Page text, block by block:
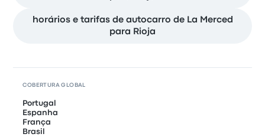
horários e tarifas de autocarro de La Merced
para Rioja
COBERTURA GLOBAL
Portugal
Espanha
França
Brasil